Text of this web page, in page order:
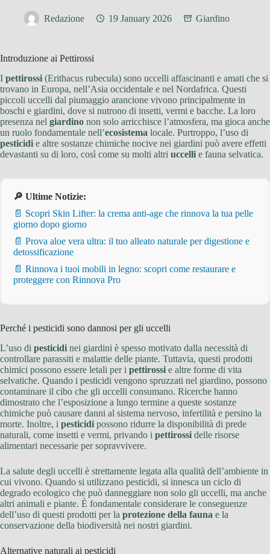
Redazione 19 January 2026 Giardino
Introduzione ai Pettirossi
I pettirossi (Erithacus rubecula) sono uccelli affascinanti e amati che si
trovano in Europa, nell’Asia occidentale e nel Nordafrica. Questi
piccoli uccelli dal piumaggio arancione vivono principalmente in
boschi e giardini, dove si nutrono di insetti, vermi e bacche. La loro
presenza nel giardino non solo arricchisce l’atmosfera, ma gioca anche
un ruolo fondamentale nell’ecosistema locale. Purtroppo, l’uso di
pesticidi e altre sostanze chimiche nocive nei giardini può avere effetti
devastanti su di loro, così come su molti altri uccelli e fauna selvatica.
🔎 Ultime Notizie:
📄 Scopri Skin Lifter: la crema anti-age che rinnova la tua pelle
giorno dopo giorno
📄 Prova aloe vera ultra: il tuo alleato naturale per digestione e
detossificazione
📄 Rinnova i tuoi mobili in legno: scopri come restaurare e
proteggere con Rinnova Pro
Perché i pesticidi sono dannosi per gli uccelli
L’uso di pesticidi nei giardini è spesso motivato dalla necessità di
controllare parassiti e malattie delle piante. Tuttavia, questi prodotti
chimici possono essere letali per i pettirossi e altre forme di vita
selvatiche. Quando i pesticidi vengono spruzzati nel giardino, possono
contaminare il cibo che gli uccelli consumano. Ricerche hanno
dimostrato che l’esposizione a lungo termine a queste sostanze
chimiche può causare danni al sistema nervoso, infertilità e persino la
morte. Inoltre, i pesticidi possono ridurre la disponibilità di prede
naturali, come insetti e vermi, privando i pettirossi delle risorse
alimentari necessarie per sopravvivere.
La salute degli uccelli è strettamente legata alla qualità dell’ambiente in
cui vivono. Quando si utilizzano pesticidi, si innesca un ciclo di
degrado ecologico che può danneggiare non solo gli uccelli, ma anche
altri animali e piante. È fondamentale considerare le conseguenze
dell’uso di questi prodotti per la protezione della fauna e la
conservazione della biodiversità nei nostri giardini.
Alternative naturali ai pesticidi